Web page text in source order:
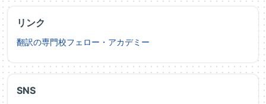
SNS
リンク
翻訳の専門校フェロー・アカデミー